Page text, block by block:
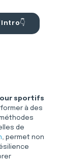
sportifs
à des
de
, permet non